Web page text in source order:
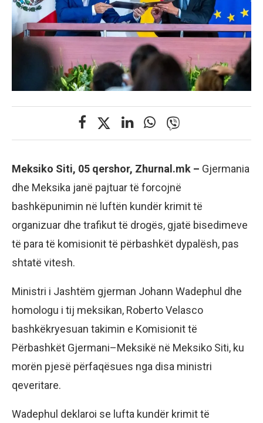
Meksiko Siti, 05 qershor, Zhurnal.mk – Gjermania
dhe Meksika janë pajtuar të forcojnë
bashkëpunimin në luftën kundër krimit të
organizuar dhe trafikut të drogës, gjatë bisedimeve
të para të komisionit të përbashkët dypalësh, pas
shtatë vitesh.
Ministri i Jashtëm gjerman Johann Wadephul dhe
homologu i tij meksikan, Roberto Velasco
bashkëkryesuan takimin e Komisionit të
Përbashkët Gjermani–Meksikë në Meksiko Siti, ku
morën pjesë përfaqësues nga disa ministri
qeveritare.
Wadephul deklaroi se lufta kundër krimit të